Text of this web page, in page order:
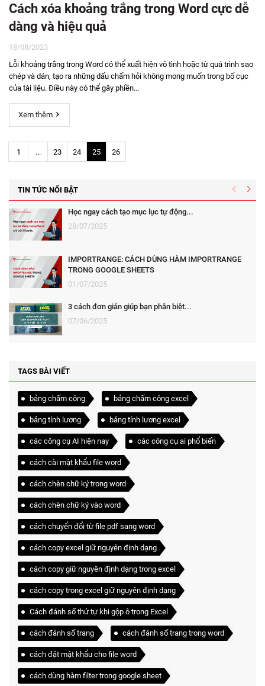
Cách xóa khoảng trắng trong Word cực dễ
dàng và hiệu quả
18/08/2023
Lỗi khoảng trắng trong Word có thể xuất hiện vô tình hoặc từ quá trình sao
chép và dán, tạo ra những dấu chấm hỏi không mong muốn trong bố cục
của tài liệu. Điều này có thể gây phiền...
Xem thêm
1 ... 23 24 25 26
TIN TỨC NỔI BẬT
Học ngay cách tạo mục lục tự động...
28/07/2025
IMPORTRANGE: CÁCH DÙNG HÀM IMPORTRANGE
TRONG GOOGLE SHEETS
01/07/2025
3 cách đơn giản giúp bạn phân biệt...
07/06/2025
TAGS BÀI VIẾT
bảng chấm công bảng chấm công excel
bảng tính lương bảng tính lương excel
các công cụ AI hiện nay các công cụ ai phổ biến
cách cài mật khẩu file word
cách chèn chữ ký trong word
cách chèn chữ ký vào word
cách chuyển đổi từ file pdf sang word
cách copy excel giữ nguyên định dạng
cách copy giữ nguyên định dạng trong excel
cách copy trong excel giữ nguyên định dạng
Cách đánh số thứ tự khi gộp ô trong Excel
cách đánh số trang cách đánh số trang trong word
cách đặt mật khẩu cho file word
cách dùng hàm filter trong google sheet